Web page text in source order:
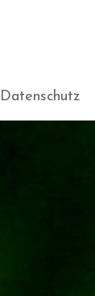
Datenschutz